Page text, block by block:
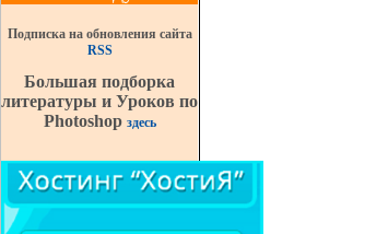
Подписка на обновления сайта
RSS
Большая подборка
литературы и Уроков по
Photoshop здесь